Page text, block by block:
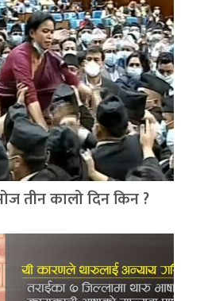
तीन कालो दिन किन ?